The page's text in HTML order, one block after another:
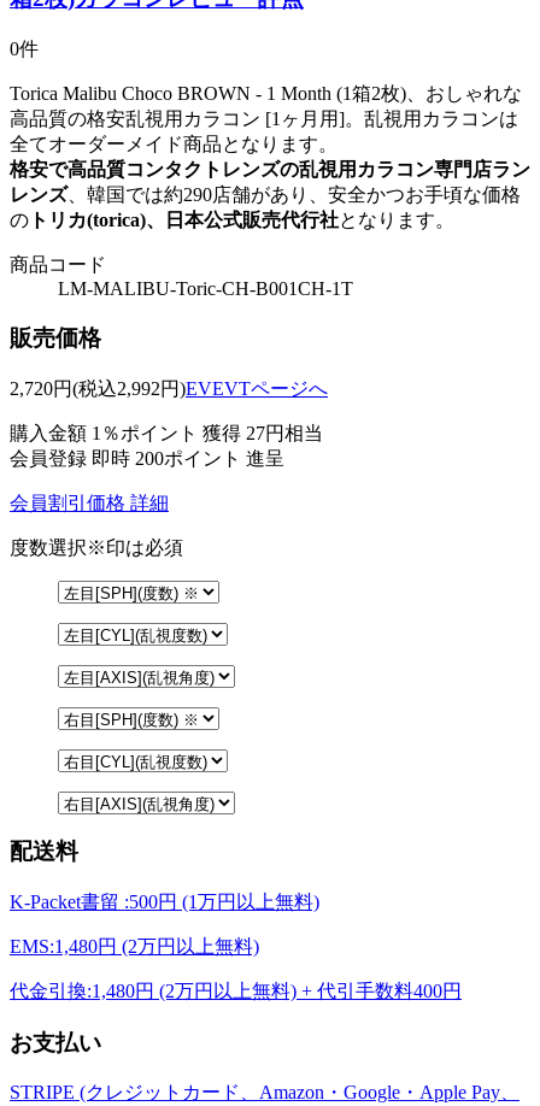
0件
Torica Malibu Choco BROWN - 1 Month (1箱2枚)、おしゃれな
高品質の格安乱視用カラコン [1ヶ月用]。乱視用カラコンは
全てオーダーメイド商品となります。
格安で高品質コンタクトレンズの乱視用カラコン専門店ラン
レンズ、韓国では約290店舗があり、安全かつお手頃な価格
の トリカ(torica)、日本公式販売代行社となります。
商品コード
LM-MALIBU-Toric-CH-B001CH-1T
販売価格
2,720円(税込2,992円)EVEVTページへ
購入金額 1％ポイント 獲得 27円相当
会員登録 即時 200ポイント 進呈
会員割引価格 詳細
度数選択※印は必須
配送料
K-Packet書留 :500円 (1万円以上無料)
EMS:1,480円 (2万円以上無料)
代金引換:1,480円 (2万円以上無料) + 代引手数料400円
お支払い
STRIPE (クレジットカード、Amazon・Google・Apple Pay、